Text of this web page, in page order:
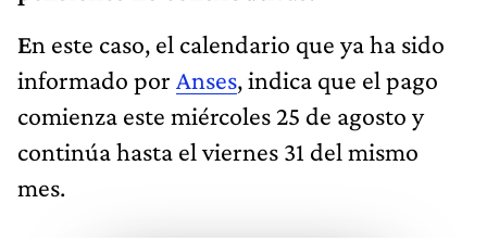
En este caso, el calendario que ya ha sido
informado por Anses, indica que el pago
comienza este miércoles 25 de agosto y
continúa hasta el viernes 31 del mismo
mes.